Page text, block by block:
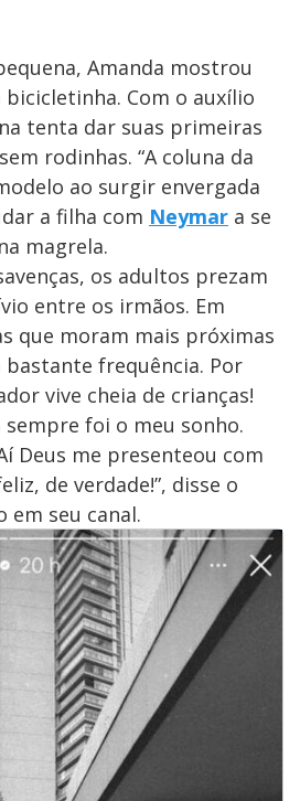
Amanda mostrou
bicicletinha. Com o auxílio
tenta dar suas primeiras
rodinhas. “A coluna da
ao surgir envergada
a filha com Neymar a se
magrela.
os adultos prezam
entre os irmãos. Em
que moram mais próximas
frequência. Por
vive cheia de crianças!
sempre foi o meu sonho.
Deus me presenteou com
de verdade!”, disse o
em seu canal.